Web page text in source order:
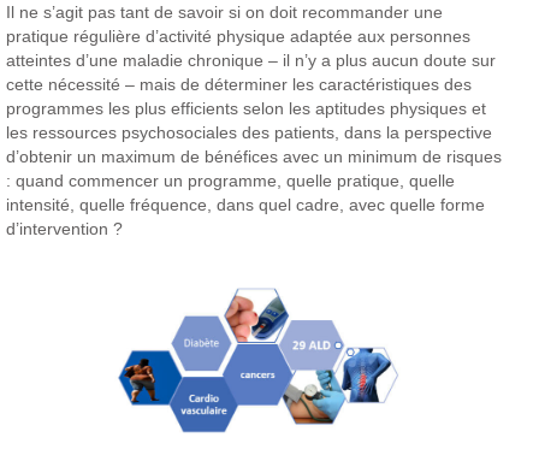
Il ne s’agit pas tant de savoir si on doit recommander une
pratique régulière d’activité physique adaptée aux personnes
atteintes d’une maladie chronique – il n’y a plus aucun doute sur
cette nécessité – mais de déterminer les caractéristiques des
programmes les plus efficients selon les aptitudes physiques et
les ressources psychosociales des patients, dans la perspective
d’obtenir un maximum de bénéfices avec un minimum de risques
: quand commencer un programme, quelle pratique, quelle
intensité, quelle fréquence, dans quel cadre, avec quelle forme
d’intervention ?